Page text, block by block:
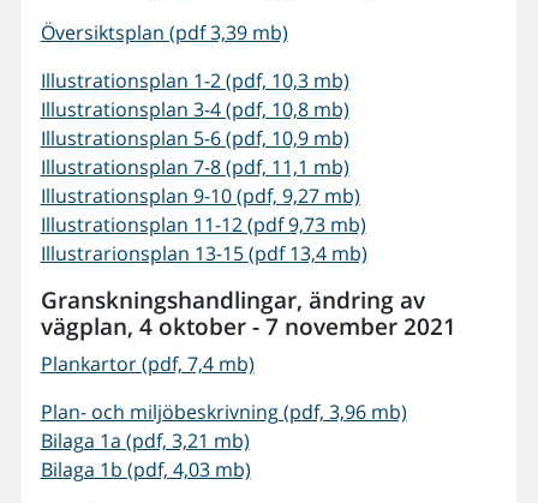
Översiktsplan (pdf 3,39 mb)
Illustrationsplan 1-2 (pdf, 10,3 mb)
Illustrationsplan 3-4 (pdf, 10,8 mb)
Illustrationsplan 5-6 (pdf, 10,9 mb)
Illustrationsplan 7-8 (pdf, 11,1 mb)
Illustrationsplan 9-10 (pdf, 9,27 mb)
Illustrationsplan 11-12 (pdf 9,73 mb)
Illustrarionsplan 13-15 (pdf 13,4 mb)
Granskningshandlingar, ändring av
vägplan, 4 oktober - 7 november 2021
Plankartor (pdf, 7,4 mb)
Plan- och miljöbeskrivning (pdf, 3,96 mb)
Bilaga 1a (pdf, 3,21 mb)
Bilaga 1b (pdf, 4,03 mb)